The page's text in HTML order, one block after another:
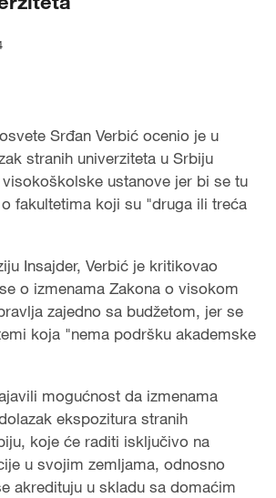
Srđan Verbić ocenio je u
stranih univerziteta u Srbiju
ustanove jer bi se tu
fakultetima koji su "druga ili treća
Insajder, Verbić je kritikovao
o izmenama Zakona o visokom
zajedno sa budžetom, jer se
koja "nema podršku akademske
mogućnost da izmenama
ekspozitura stranih
koje će raditi isključivo na
u svojim zemljama, odnosno
akredituju u skladu sa domaćim